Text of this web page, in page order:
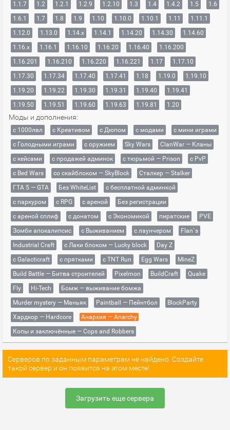
1.1.7
1.2 1.2.1 1.2.9 1.2.10 1.3 1.4 1.4.2 1.5
1.6
1.6.1
1.7 1.8 1.9 1.10 1.10.0 1.10.1 1.11
1.11.1
1.12.0
1.13.0 1.14.x 1.14.1 1.14.20 1.14.30
1.14.60
1.16.x
1.16.1 1.16.10 1.16.20 1.16.40
1.16.200
1.16.201
1.16.210 1.16.220 1.16.221 1.17
1.17.10
1.17.30
1.17.34 1.17.40 1.17.41 1.18 1.19.0
1.19.10
1.19.20
1.19.22 1.19.30 1.19.31 1.19.40
1.19.41
1.19.50
1.19.51 1.19.60 1.19.63 1.19.81 1.20
Моды и дополнения:
с 1000лвл c Креативом с Дюпом с модами
с мини играми
с Голодными играми
с оружием Sky Wars
ClanWar — Кланы
с кейсами
с продажей админок с тюрьмой — Prison
с PvP
с Bed Wars
со скайблоком — SkyBlock
Сталкер — Stalker
ГТА 5 — GTA
Без WhiteList
с бесплатной админкой
с паркуром
с RPG с ареной
Без регистрации
с ареной сплиф
с донатом с Экономикой пиратские
PVE
Зомби апокалипсис
с Выживанием с лаунчером
Flan`s
Industrial Craft
с Лаки блоком — Lucky block
Day Z
с Galacticraft
с прятками с TNT Run Egg Wars
MineZ
Build Battle — Битва строителей
Pixelmon BuildCraft
Quake
Fly
Hi-Tech
Бомж — выживание бомжа
Murder mystery — Маньяк
Paintball — Пейнтбол
BlockParty
Хардкор — Hardcore
Анархия — Anarchy
Копы и заключённые — Cops and Robbers
Серверов по заданным параметрам не найдено. Создайте
такой сервер и он появится на этом месте!
Загрузить еще сервера